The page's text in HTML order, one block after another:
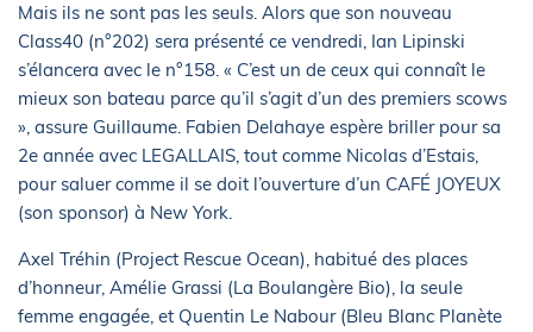
Mais ils ne sont pas les seuls. Alors que son nouveau
Class40 (n°202) sera présenté ce vendredi, Ian Lipinski
s’élancera avec le n°158. « C’est un de ceux qui connaît le
mieux son bateau parce qu’il s’agit d’un des premiers scows
», assure Guillaume. Fabien Delahaye espère briller pour sa
2e année avec LEGALLAIS, tout comme Nicolas d’Estais,
pour saluer comme il se doit l’ouverture d’un CAFÉ JOYEUX
(son sponsor) à New York.
Axel Tréhin (Project Rescue Ocean), habitué des places
d’honneur, Amélie Grassi (La Boulangère Bio), la seule
femme engagée, et Quentin Le Nabour (Bleu Blanc Planète